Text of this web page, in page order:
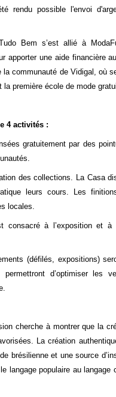
rendu possible l'envoi
Bem s’est allié à
apporter une aide financière
lacommunauté de Vidigal , où
la première école de mode
4 activités :
gratuitement par des
des collections. La Casa
leurs cours. Les
locales.
consacré à l’exposition et à
(défilés, expositions)
d’optimiser les
cherche à montrer que la
La création
brésilienne et une source
langage populaire au langage